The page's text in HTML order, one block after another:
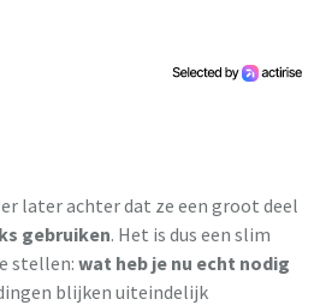
later achter dat ze een groot deel
gebruiken. Het is dus een slim
stellen: wat heb je nu echt nodig
blijken uiteindelijk